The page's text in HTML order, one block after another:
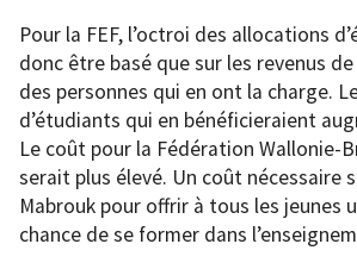
Pour la FEF, l’octroi des allocations
donc être basé que sur les revenus
des personnes qui en ont la charge.
d’étudiants qui en bénéficieraient
Le coût pour la Fédération Wallonie-
serait plus élevé. Un coût nécessaire
Mabrouk pour offrir à tous les jeunes
chance de se former dans